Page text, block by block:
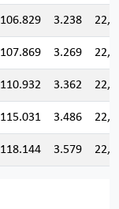
106.829 3.238
107.869 3.269
110.932 3.362
115.031 3.486
118.144 3.579